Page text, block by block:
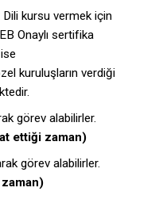
kursu vermek için
Onaylı sertifika
kuruluşların verdiği
görev alabilirler.
ettiği zaman)
görev alabilirler.